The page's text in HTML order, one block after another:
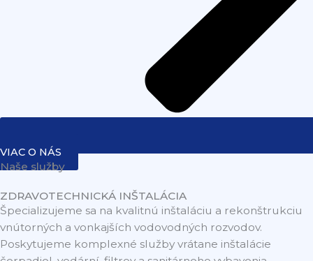
VIAC O NÁS
Naše služby
ZDRAVOTECHNICKÁ INŠTALÁCIA
Špecializujeme sa na kvalitnú inštaláciu a rekonštrukciu
vnútorných a vonkajších vodovodných rozvodov.
Poskytujeme komplexné služby vrátane inštalácie